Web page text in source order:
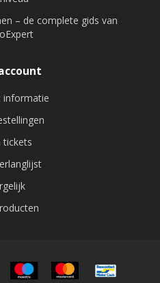
– de complete gids van
informatie
tickets